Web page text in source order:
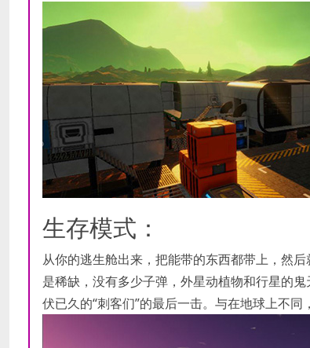
生存模式：
从你的逃生舱出来，把能带的东西都带上，然
是稀缺，没有多少子弹，外星动植物和行星的
伏已久的“刺客们”的最后一击。与在地球上不